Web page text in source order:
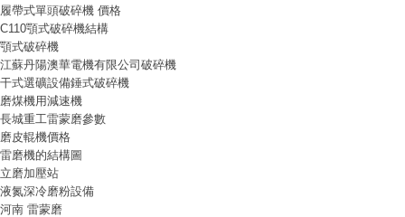
履帶式單頭破碎機 價格
C110顎式破碎機結構
顎式破碎機
江蘇丹陽澳華電機有限公司破碎機
干式選礦設備錘式破碎機
磨煤機用減速機
長城重工雷蒙磨參數
磨皮輥機價格
雷磨機的結構圖
立磨加壓站
液氮深冷磨粉設備
河南 雷蒙磨